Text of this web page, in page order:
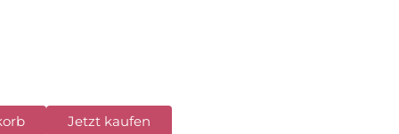
Jetzt kaufen